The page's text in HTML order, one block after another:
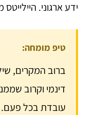
ידע ארגוני.
טיפ מומחה:
ברוב המקרים,
עובדת בכל פעם.